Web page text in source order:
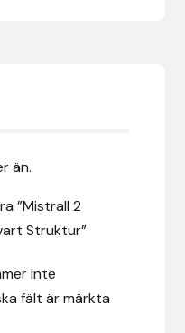
än.
”Mistrall 2
Struktur”
inte
fält är märkta